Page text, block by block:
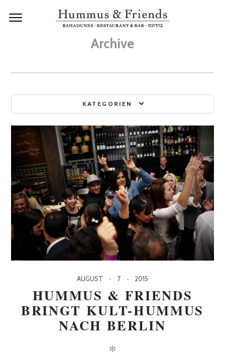
Archive
KATEGORIEN
AUGUST 7 2015
HUMMUS & FRIENDS
BRINGT KULT-HUMMUS
NACH BERLIN
✻